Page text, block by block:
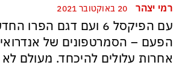
רמי יצהר
עם הפיקסל 6 ועם דגם
הפעם – הסמרטפונים של
אחרות עלולים להיכחד. מעולם